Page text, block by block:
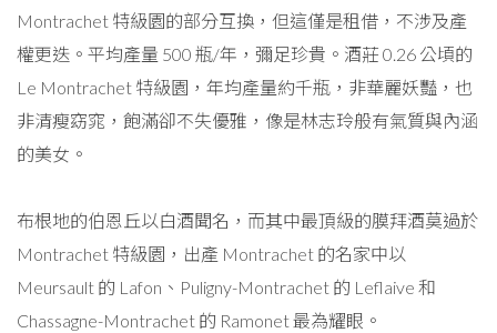
Montrachet 特級園的部分互換，但這僅是租借，不涉及產
權更迭。平均產量 500 瓶/年，彌足珍貴。酒莊 0.26 公頃的
Le Montrachet 特級園，年均產量約千瓶，非華麗妖豔，也
非清瘦窈窕，飽滿卻不失優雅，像是林志玲般有氣質與內涵
的美女。
布根地的伯恩丘以白酒聞名，而其中最頂級的膜拜酒莫過於
Montrachet 特級園，出產 Montrachet 的名家中以
Meursault 的 Lafon、Puligny-Montrachet 的 Leflaive 和
Chassagne-Montrachet 的 Ramonet 最為耀眼。